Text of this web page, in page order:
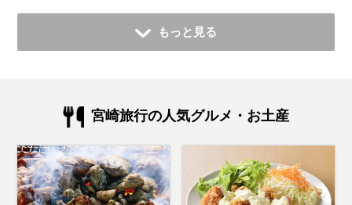
もっと見る
宮崎旅行の人気グルメ・お土産